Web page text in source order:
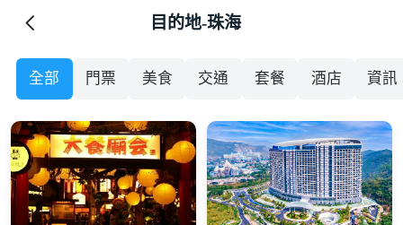
目的地-珠海
全部 門票 美食 交通 套餐 酒店 資訊